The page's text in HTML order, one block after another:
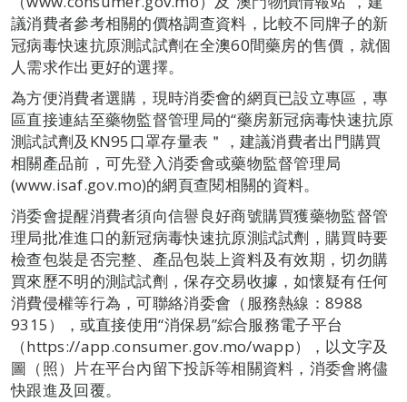
議消費者參考相關的價格調查資料，比較不同牌子的新
冠病毒快速抗原測試試劑在全澳60間藥房的售價，就個
人需求作出更好的選擇。
為方便消費者選購，現時消委會的網頁已設立專區，專
區直接連結至藥物監督管理局的“藥房新冠病毒快速抗原
測試試劑及KN95口罩存量表＂，建議消費者出門購買
相關產品前，可先登入消委會或藥物監督管理局
(www.isaf.gov.mo)的網頁查閱相關的資料。
消委會提醒消費者須向信譽良好商號購買獲藥物監督管
理局批准進口的新冠病毒快速抗原測試試劑，購買時要
檢查包裝是否完整、產品包裝上資料及有效期，切勿購
買來歷不明的測試試劑，保存交易收據，如懷疑有任何
消費侵權等行為，可聯絡消委會（服務熱線：8988
9315），或直接使用“消保易”綜合服務電子平台
（https://app.consumer.gov.mo/wapp），以文字及
圖（照）片在平台內留下投訴等相關資料，消委會將儘
快跟進及回覆。